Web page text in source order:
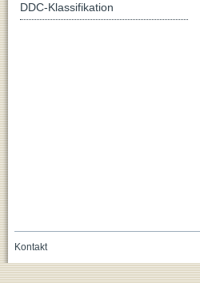
DDC-Klassifikation
Kontakt